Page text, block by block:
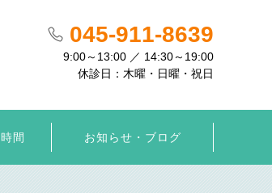
045-911-8639
9:00～13:00 ／ 14:30～19:00
休診日：木曜・日曜・祝日
間 お知らせ・ブログ